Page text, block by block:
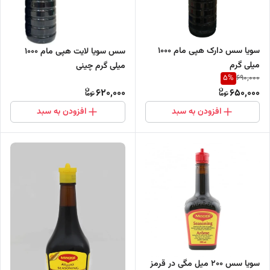
سویا سس دارک هپی مام 1000
میلی گرم
690,000
5%
650,000
افزودن به سبد
سس سویا لایت هپی مام 1000
میلی گرم چینی
620,000
افزودن به سبد
سویا سس 200 میل مگی در قرمز